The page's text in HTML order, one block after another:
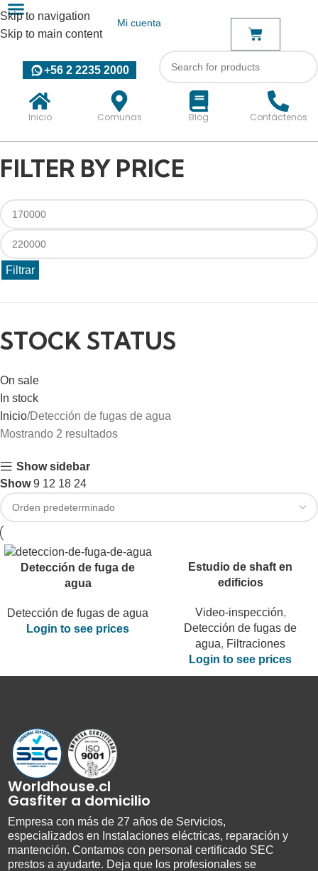
Skip to navigation
Skip to main content
Mi cuenta
+56 2 2235 2000
Inicio Comunas Blog Contáctenos
FILTER BY PRICE
Filtrar
STOCK STATUS
On sale
In stock
Inicio Detección de fugas de agua
Mostrando 2 resultados
Show sidebar
Show9 12 18 24
Detección de fuga de
agua
Detección de fugas de agua
Login to see prices
Estudio de shaft en
edificios
Video-inspección,
Detección de fugas de
agua, Filtraciones
Login to see prices
Worldhouse.cl
Gasfiter a domicilio
Empresa con más de 27 años de Servicios,
especializados en Instalaciones eléctricas, reparación y
mantención. Contamos con personal certificado SEC
prestos a ayudarte. Deja que los profesionales se